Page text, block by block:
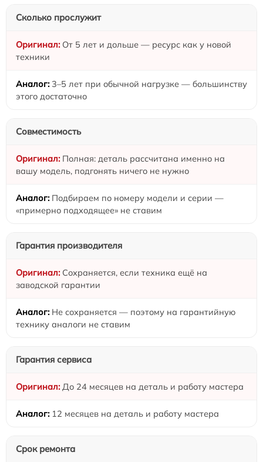
Сколько прослужит
От 5 лет и дольше — ресурс как у новой
техники
3–5 лет при обычной нагрузке — большинству
этого достаточно
Совместимость
Полная: деталь рассчитана именно на
вашу модель, подгонять ничего не нужно
Подбираем по номеру модели и серии —
«примерно подходящее» не ставим
Гарантия производителя
Сохраняется, если техника ещё на
заводской гарантии
Не сохраняется — поэтому на гарантийную
технику аналоги не ставим
Гарантия сервиса
До 24 месяцев на деталь и работу мастера
12 месяцев на деталь и работу мастера
Срок ремонта